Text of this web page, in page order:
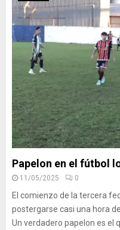
Papelon en el fútbol
11/05/2025 0
El comienzo de la tercera
postergarse casi una hora
Un verdadero papelon es el